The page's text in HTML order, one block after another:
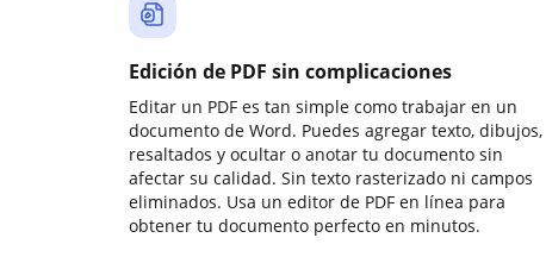
Edición de PDF sin complicaciones
Editar un PDF es tan simple como trabajar en un
documento de Word. Puedes agregar texto, dibujos,
resaltados y ocultar o anotar tu documento sin
afectar su calidad. Sin texto rasterizado ni campos
eliminados. Usa un editor de PDF en línea para
obtener tu documento perfecto en minutos.